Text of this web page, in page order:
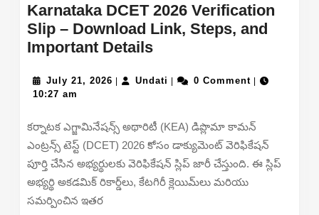
Karnataka DCET 2026 Verification
Slip – Download Link, Steps, and
Important DetailsKarnataka
2026
Slip
–
Download
Link,
Steps,
July 21, 2026 July
| Undati Undati
| 0 Comment |
10:27 am
కర్నాటక ఎగ్జామినేషన్స్ అథారిటీ (KEA) డిప్లొమా కామన్
ఎంట్రన్స్ టెస్ట్ (DCET) 2026 కోసం డాక్యుమెంట్ వెరిఫికేషన్
పూర్తి చేసిన అభ్యర్థులకు వెరిఫికేషన్ స్లిప్ జారీ చేస్తుంది. ఈ స్లిప్
అభ్యర్థి అకడమిక్ రికార్డ్‌లు, కేటగిరీ క్లెయిమ్‌లు మరియు
సమర్పించిన ఇతర